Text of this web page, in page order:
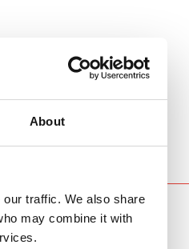
About
traffic. We also share
may combine it with